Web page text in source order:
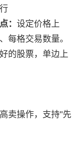
： 设定价格上
每格交易数量。
的股票，单边上
卖操作，支持"先